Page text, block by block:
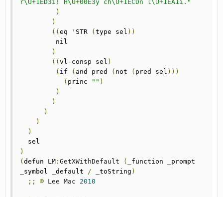
r\U+1ED3i! H\U+00E3y ch\U+1ECDn l\U+1EA1i."
)
)
(( eq ' STR ( type sel ))
)
(( vl - consp sel )
( if ( and pred ( not ( pred sel )))
( princ "" )
)
)
)
)
)
)
( defun LM : GetXWithDefault (
_function _prompt
_symbol _default / _toString )
;;
© Lee Mac 2010